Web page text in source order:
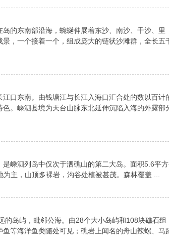
的东南部沿海，蜿蜒伸展着东沙、南沙、千沙、里
，一个接着一个，组成庞大的链状沙滩群，全长五
口东南。由钱塘江与长江入海口汇合处的数以百计
。嵊泗县境为天台山脉东北延伸沉陷入海的外露部
嵊泗列岛中仅次于泗礁山的第二大岛。面积5.6平
主，山顶多裸岩，沟谷处植被甚茂。森林覆盖 ...
岛屿，毗邻公海。由28个大小岛屿和108块礁石组
等海洋鱼类随处可见；礁岩上闻名的舟山辣螺、马